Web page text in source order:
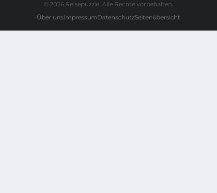
© 2026 Reisepuzzle. Alle Rechte vorbehalten.
Über unsImpressumDatenschutzSeitenübersicht